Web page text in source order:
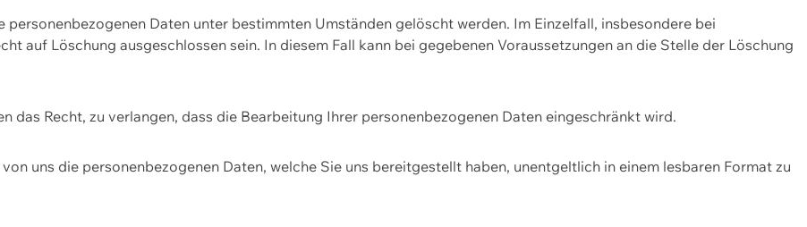
personenbezogenen Daten unter bestimmten Umständen gelöscht werden. Im Einzelfall, insbesondere bei
auf Löschung ausgeschlossen sein. In diesem Fall kann bei gegebenen Voraussetzungen an die Stelle der Löschung
das Recht, zu verlangen, dass die Bearbeitung Ihrer personenbezogenen Daten eingeschränkt wird.
uns die personenbezogenen Daten, welche Sie uns bereitgestellt haben, unentgeltlich in einem lesbaren Format zu